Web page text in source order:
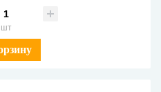
шт